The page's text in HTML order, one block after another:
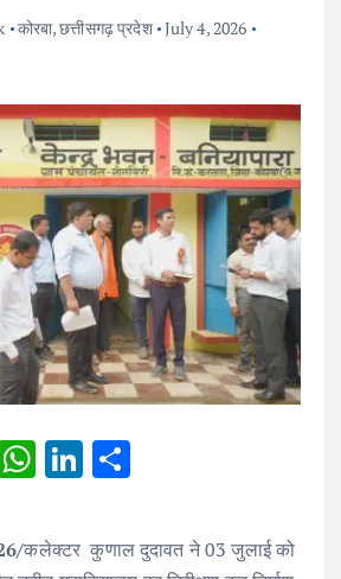
कोरबा,छत्तीसगढ़ प्रदेश July 4, 2026
W
at
Li
k ar
कलेक्टर कुणाल दुदावत ने 03 जुलाई को